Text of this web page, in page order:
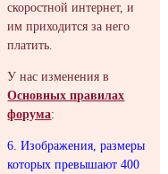
скоростной интернет, и
им приходится за него
платить.
У нас изменения в
Основных правилах
форума:
6. Изображения, размеры
которых превышают 400